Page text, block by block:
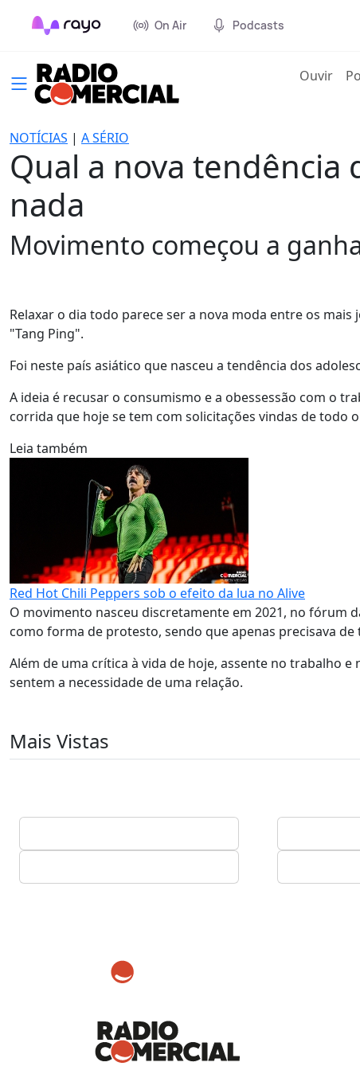
On Air Podcasts
Ouvir
NOTÍCIAS | A SÉRIO
Qual a nova tendência
nada
Movimento começou a
Relaxar o dia todo parece ser a nova moda entre os
"Tang Ping".
Foi neste país asiático que nasceu a tendência dos
A ideia é recusar o consumismo e a obessessão com o
corrida que hoje se tem com solicitações vindas de todo
Leia também
Red Hot Chili Peppers sob o efeito da lua no Alive
O movimento nasceu discretamente em 2021, no fórum
como forma de protesto, sendo que apenas precisava
Além de uma crítica à vida de hoje, assente no trabalho
sentem a necessidade de uma relação.
Mais Vistas